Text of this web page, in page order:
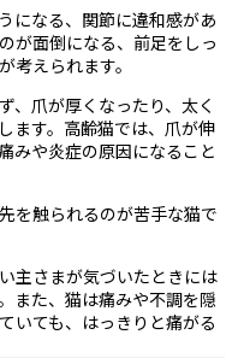
になる、関節に違和感があ
が面倒になる、前足をしっ
考えられます。
、爪が厚くなったり、太く
ます。高齢猫では、爪が伸
みや炎症の原因になること
を触られるのが苦手な猫で
主さまが気づいたときには
また、猫は痛みや不調を隠
いても、はっきりと痛がる